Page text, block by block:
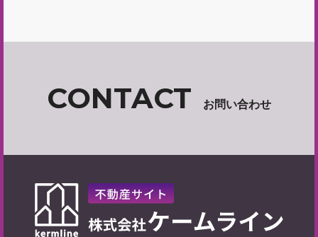
CONTACT お問い合わせ